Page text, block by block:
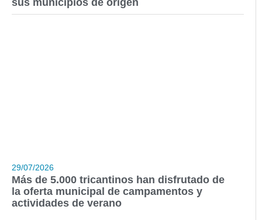
29/07/2026
Más de 5.000 tricantinos han disfrutado de
la oferta municipal de campamentos y
actividades de verano